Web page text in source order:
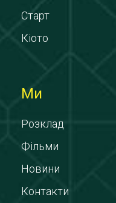
Старт
Кіото
Ми
Розклад
Фільми
Новини
Контакти